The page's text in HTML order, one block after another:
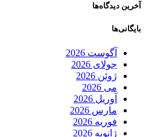
آخرین دیدگاه‌ها
بایگانی‌ها
آگوست 2026
جولای 2026
ژوئن 2026
می 2026
آوریل 2026
مارس 2026
فوریه 2026
ژانویه 2026